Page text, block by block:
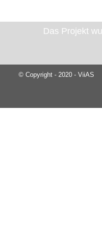
Das Projekt
© Copyright - 2020 - ViiAS